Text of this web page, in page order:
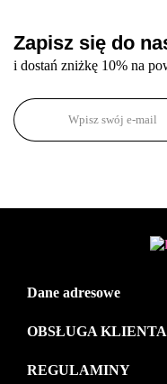
Zapisz się do
i dostań zniżkę 10% na
Dane adresowe
OBSŁUGA KLIENTA
REGULAMINY